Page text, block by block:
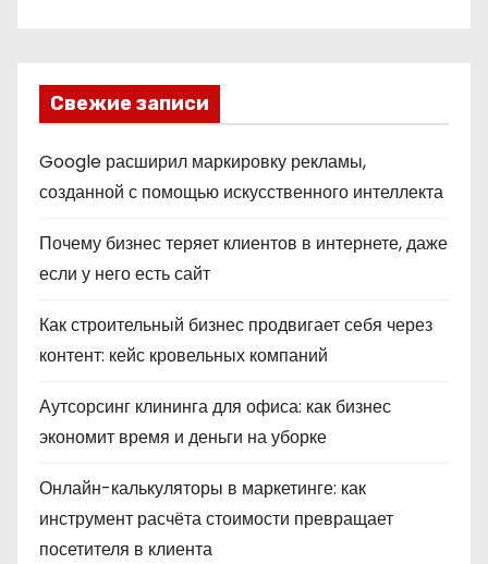
Свежие записи
Google расширил маркировку рекламы,
созданной с помощью искусственного интеллекта
Почему бизнес теряет клиентов в интернете, даже
если у него есть сайт
Как строительный бизнес продвигает себя через
контент: кейс кровельных компаний
Аутсорсинг клининга для офиса: как бизнес
экономит время и деньги на уборке
Онлайн-калькуляторы в маркетинге: как
инструмент расчёта стоимости превращает
посетителя в клиента